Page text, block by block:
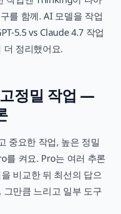
를 함께. AI 모델을 작업
5.5 vs Claude 4.7 작업
더 정리했어요.
정밀 작업 —
중요한 작업, 높은 정밀
를 켜요. Pro는 여러 추론
비교한 뒤 최선의 답으
만큼 느리고 일부 도구